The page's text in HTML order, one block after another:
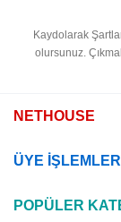
Kaydolarak
olursunuz.
NETHOUSE
ÜYE İŞLEMLERİ
POPÜLER